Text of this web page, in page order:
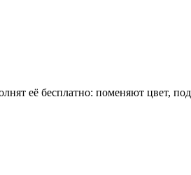
её бесплатно: поменяют цвет,